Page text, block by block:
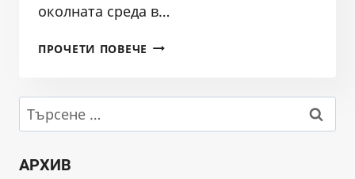
околната среда в…
ПРОЧЕТИ ПОВЕЧЕ ПРИЗИВ
ВЪВ
С
Търсене
за:
АРХИВ